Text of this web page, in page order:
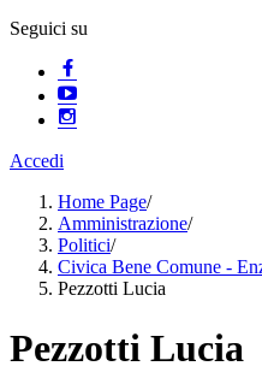
Seguici su
Accedi
Home Page/
Amministrazione/
Politici/
Civica Bene Comune -
Pezzotti Lucia
Pezzotti Lucia